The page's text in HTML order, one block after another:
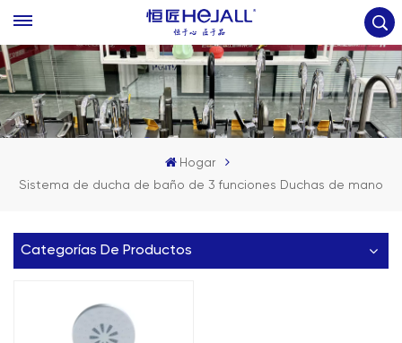
Hogar
Sistema de ducha de baño de 3 funciones Duchas de mano
Categorías De Productos